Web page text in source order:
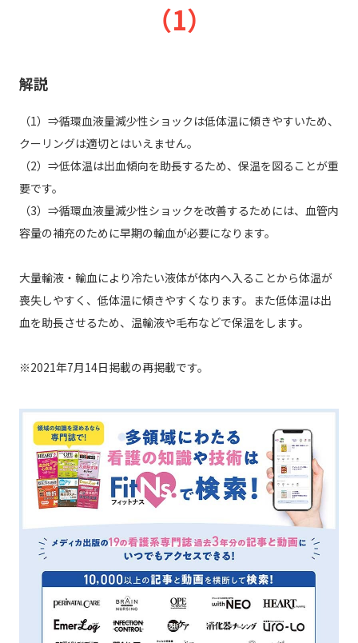
（1）
解説
（1）⇒循環血液量減少性ショックは低体温に傾きやすいため、
クーリングは適切とはいえません。
（2）⇒低体温は出血傾向を助長するため、保温を図ることが重
要です。
（3）⇒循環血液量減少性ショックを改善するためには、血管内
容量の補充のために早期の輸血が必要になります。
大量輸液・輸血により冷たい液体が体内へ入ることから体温が
喪失しやすく、低体温に傾きやすくなります。また低体温は出
血を助長させるため、温輸液や毛布などで保温をします。
※2021年7月14日掲載の再掲載です。